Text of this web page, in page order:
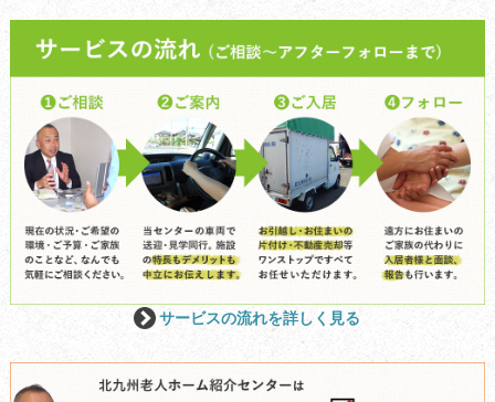
サービスの流れを詳しく見る